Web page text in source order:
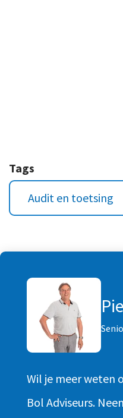
Tags
Audit en toetsing
Wil je meer weten
Bol Adviseurs.